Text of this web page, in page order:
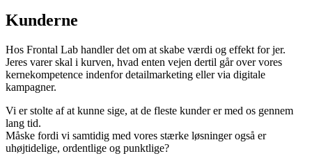
Kunderne
Hos Frontal Lab handler det om at skabe værdi og effekt for jer.
Jeres varer skal i kurven, hvad enten vejen dertil går over vores
kernekompetence indenfor detailmarketing eller via digitale
kampagner.
Vi er stolte af at kunne sige, at de fleste kunder er med os gennem
lang tid.
Måske fordi vi samtidig med vores stærke løsninger også er
uhøjtidelige, ordentlige og punktlige?